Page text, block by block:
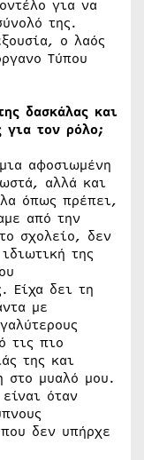
για να
της.
ο λαός
Τύπου
δασκάλας και
για τον ρόλο;
αφοσιωμένη
αλλά και
όπως πρέπει,
από την
σχολείο, δεν
της
Είχα δει τη
με
τις πιο
της και
στο μυαλό μου.
όταν
δεν υπήρχε